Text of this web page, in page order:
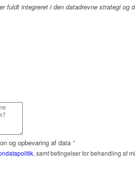
fuldt integreret i den datadrevne strategi og
og opbevaring af data *
, samt betingelser for behandling af